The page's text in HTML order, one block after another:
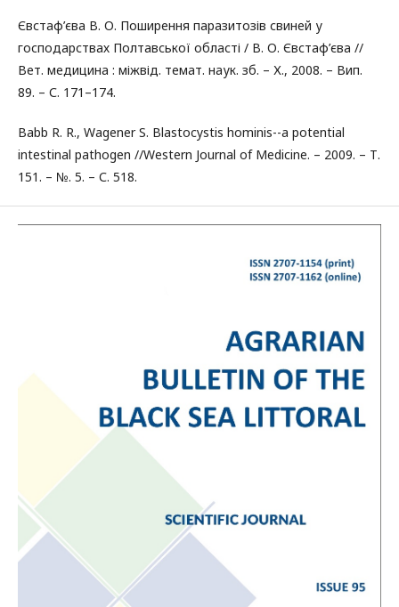
Євстаф’єва В. О. Поширення паразитозів свиней у
господарствах Полтавської області / В. О. Євстаф’єва //
Вет. медицина : міжвід. темат. наук. зб. – Х., 2008. – Вип.
89. – С. 171–174.
Babb R. R., Wagener S. Blastocystis hominis--a potential
intestinal pathogen //Western Journal of Medicine. – 2009. – Т.
151. – №. 5. – С. 518.